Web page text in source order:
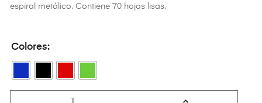
espiral metálico. Contiene 70 hojas lisas.
Colores